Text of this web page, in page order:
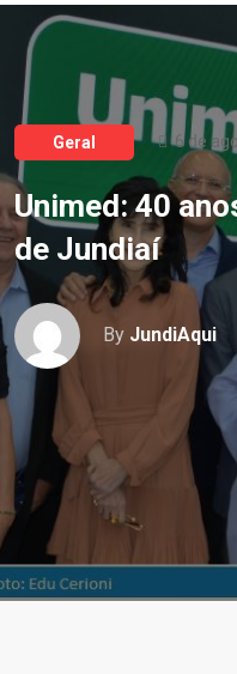
Geral 6 de
Unimed: 40
de Jundiaí
By JundiAqui